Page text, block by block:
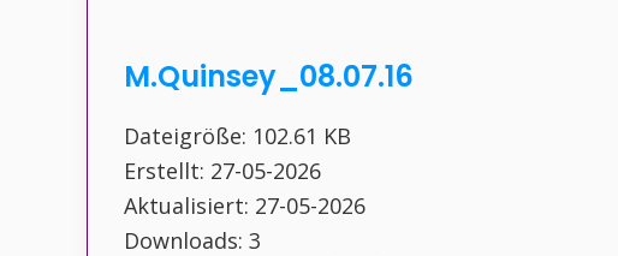
M.Quinsey_08.07.16
Dateigröße: 102.61 KB
Erstellt: 27-05-2026
Aktualisiert: 27-05-2026
Downloads: 3